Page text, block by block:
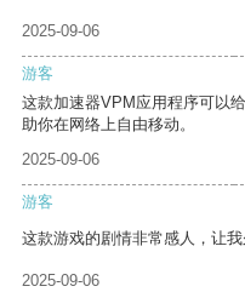
2025-09-06
游客
这款加速器VPM应用程序可以
助你在网络上自由移动。
2025-09-06
游客
这款游戏的剧情非常感人，让我
2025-09-06